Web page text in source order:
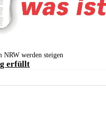
NRW werden steigen
erfüllt